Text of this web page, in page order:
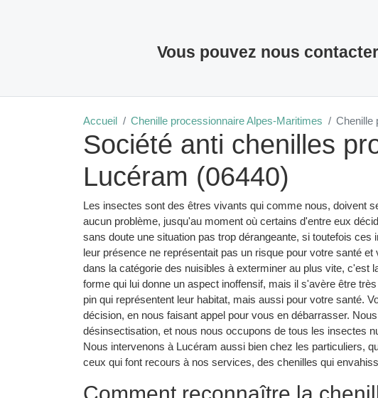
Vous pouvez nous
Accueil Chenille processionnaire Alpes-Maritimes Chenille
Société anti chenilles
Lucéram (06440)
Les insectes sont des êtres vivants qui comme nous, doivent
aucun problème, jusqu'au moment où certains d'entre eux
sans doute une situation pas trop dérangeante, si toutefois
leur présence ne représentait pas un risque pour votre santé
dans la catégorie des nuisibles à exterminer au plus vite, c'est
forme qui lui donne un aspect inoffensif, mais il s'avère être très
pin qui représentent leur habitat, mais aussi pour votre santé.
décision, en nous faisant appel pour vous en débarrasser.
désinsectisation, et nous nous occupons de tous les insectes
Nous intervenons à Lucéram aussi bien chez les particuliers,
ceux qui font recours à nos services, des chenilles qui